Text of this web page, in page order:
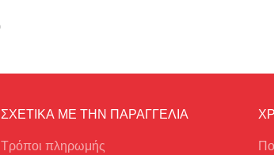
ΣΧΕΤΙΚΑ ΜΕ ΤΗΝ ΠΑΡΑΓΓΕΛΙΑ
Τρόποι πληρωμής